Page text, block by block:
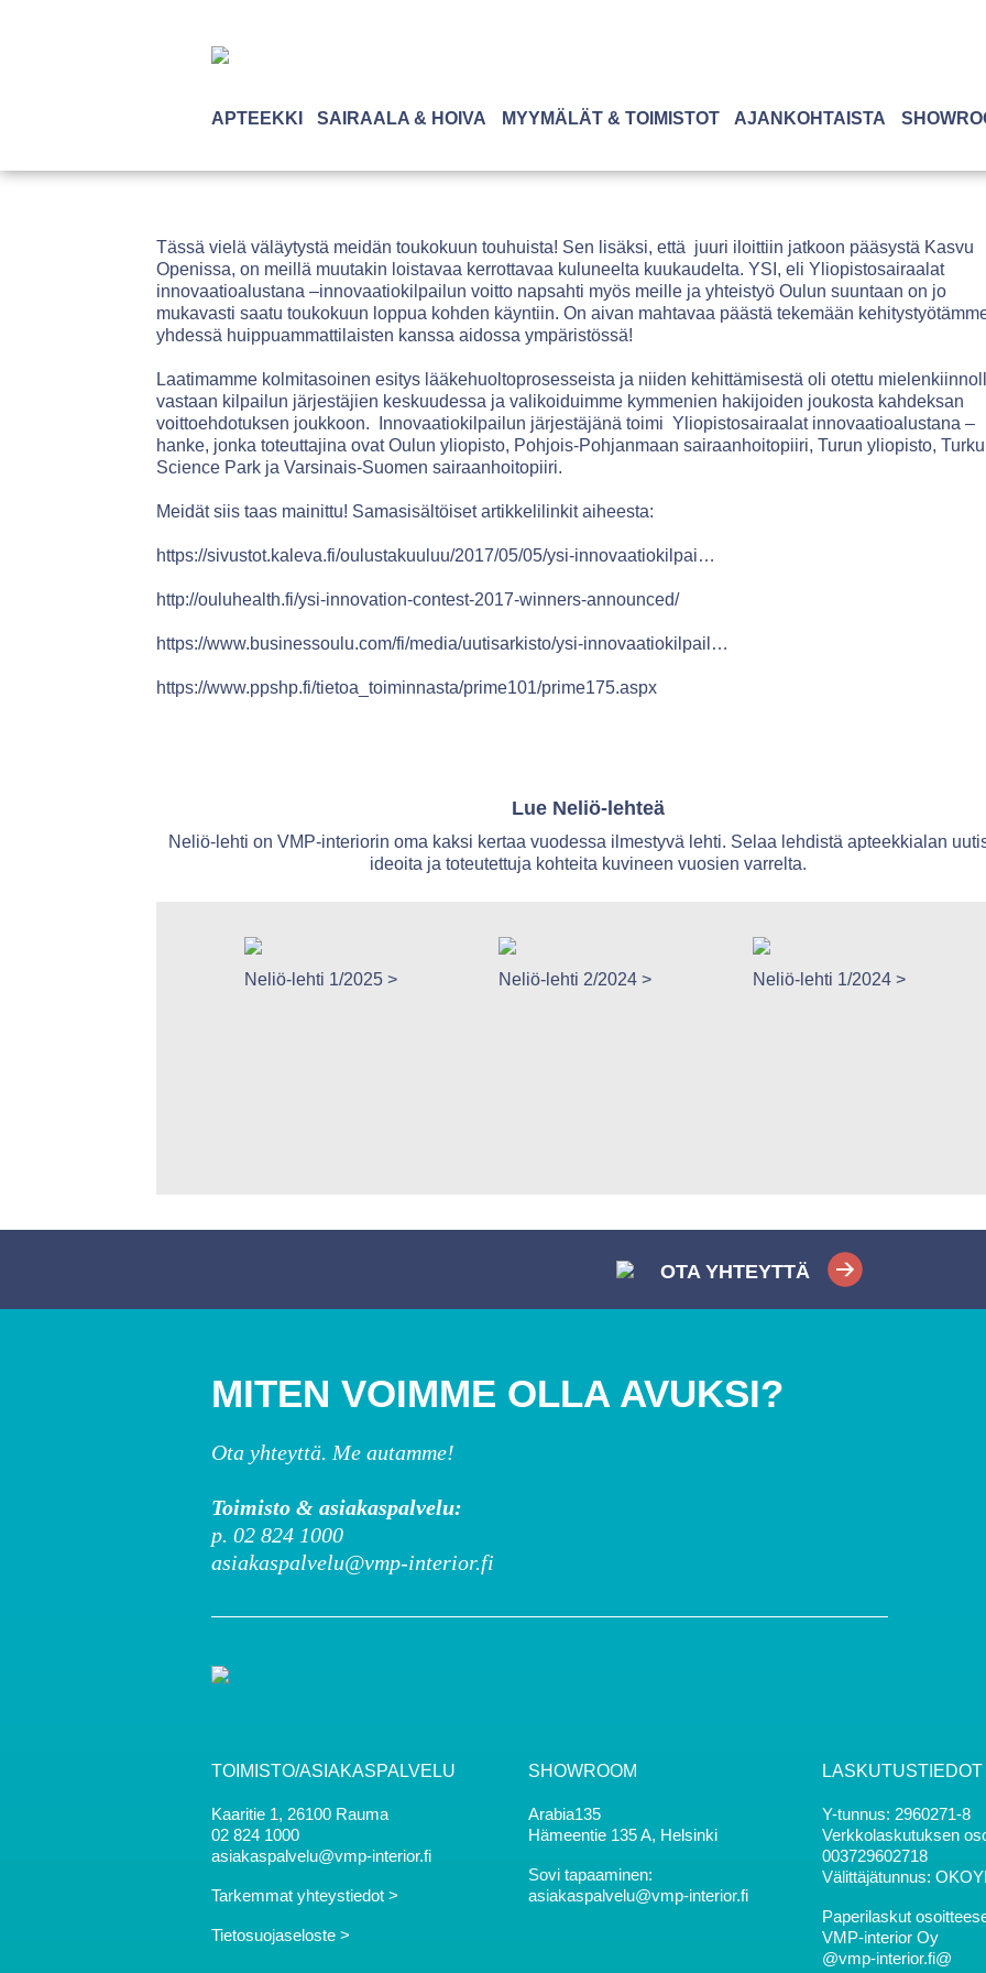
APTEEKKI SAIRAALA & HOIVA MYYMÄLÄT & TOIMISTOT AJANKOHTAISTA
Tässä vielä väläytystä meidän toukokuun touhuista! Sen lisäksi, että juuri iloittiin jatkoon pääsystä Kasvu
Openissa, on meillä muutakin loistavaa kerrottavaa kuluneelta kuukaudelta. YSI, eli Yliopistosairaalat
innovaatioalustana –innovaatiokilpailun voitto napsahti myös meille ja yhteistyö Oulun suuntaan on jo
mukavasti saatu toukokuun loppua kohden käyntiin. On aivan mahtavaa päästä tekemään
yhdessä huippuammattilaisten kanssa aidossa ympäristössä!
Laatimamme kolmitasoinen esitys lääkehuoltoprosesseista ja niiden kehittämisestä oli otettu
vastaan kilpailun järjestäjien keskuudessa ja valikoiduimme kymmenien hakijoiden joukosta kahdeksan
voittoehdotuksen joukkoon. Innovaatiokilpailun järjestäjänä toimi Yliopistosairaalat innovaatioalustana –
hanke, jonka toteuttajina ovat Oulun yliopisto, Pohjois-Pohjanmaan sairaanhoitopiiri, Turun yliopisto, Turku
Science Park ja Varsinais-Suomen sairaanhoitopiiri.
Meidät siis taas mainittu! Samasisältöiset artikkelilinkit aiheesta:
https://sivustot.kaleva.fi/oulustakuuluu/2017/05/05/ysi-innovaatiokilpai…
http://ouluhealth.fi/ysi-innovation-contest-2017-winners-announced/
https://www.businessoulu.com/fi/media/uutisarkisto/ysi-innovaatiokilpail…
https://www.ppshp.fi/tietoa_toiminnasta/prime101/prime175.aspx
Lue Neliö-lehteä
Neliö-lehti on VMP-interiorin oma kaksi kertaa vuodessa ilmestyvä lehti. Selaa lehdistä apteekkialan
ideoita ja toteutettuja kohteita kuvineen vuosien varrelta.
Neliö-lehti 1/2025 > Neliö-lehti 2/2024 > Neliö-lehti 1/2024 >
OTA YHTEYTTÄ
MITEN VOIMME OLLA AVUKSI?
Ota yhteyttä. Me autamme!
Toimisto & asiakaspalvelu:
p. 02 824 1000
asiakaspalvelu@vmp-interior.fi
TOIMISTO/ASIAKASPALVELU
Kaaritie 1, 26100 Rauma
02 824 1000
asiakaspalvelu@vmp-interior.fi
Tarkemmat yhteystiedot >
Tietosuojaseloste >
SHOWROOM
Arabia135
Hämeentie 135 A, Helsinki
Sovi tapaaminen:
asiakaspalvelu@vmp-interior.fi
LASKUTUSTIEDOT
Y-tunnus: 2960271-8
Verkkolaskutuksen
003729602718
Välittäjätunnus:
Paperilaskut
VMP-interior Oy
@vmp-interior.fi@